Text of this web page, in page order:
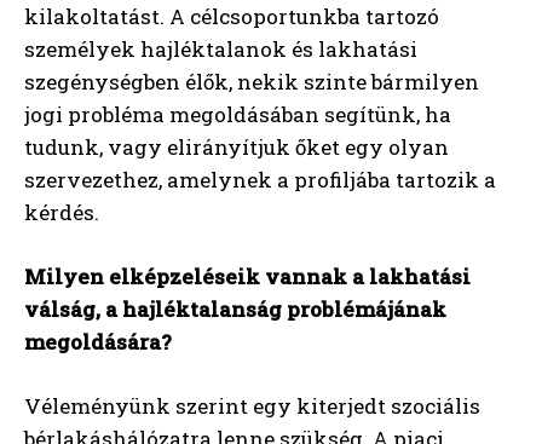
kilakoltatást. A célcsoportunkba tartozó
személyek hajléktalanok és lakhatási
szegénységben élők, nekik szinte bármilyen
jogi probléma megoldásában segítünk, ha
tudunk, vagy elirányítjuk őket egy olyan
szervezethez, amelynek a profiljába tartozik a
kérdés.
Milyen elképzeléseik vannak a lakhatási
válság, a hajléktalanság problémájának
megoldására?
Véleményünk szerint egy kiterjedt szociális
bérlakáshálózatra lenne szükség. A piaci